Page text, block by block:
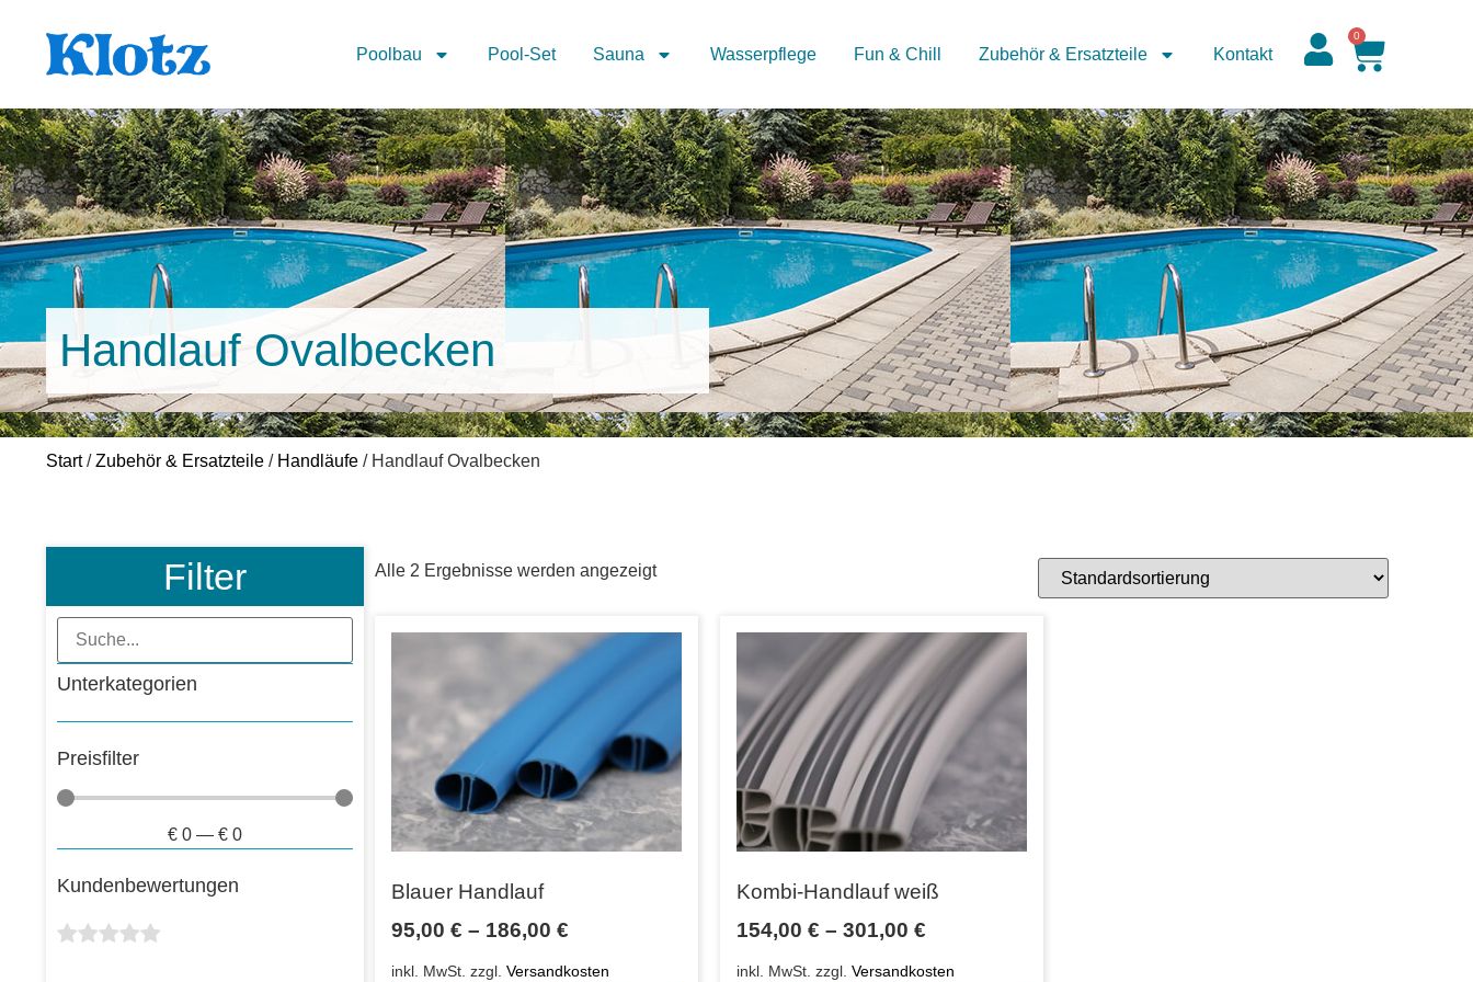
Poolbau Pool-Set Sauna Wasserpflege Fun & Chill Zubehör & Ersatzteile Kontakt
0
Handlauf Ovalbecken
Start/Zubehör & Ersatzteile / Handläufe / Handlauf Ovalbecken
Filter
Unterkategorien
Preisfilter
€ 0 — € 0
Kundenbewertungen
Alle 2 Ergebnisse werden angezeigt
Blauer Handlauf
95,00 € – 186,00 €
inkl. MwSt. zzgl. Versandkosten
Kombi-Handlauf weiß
154,00 € – 301,00 €
inkl. MwSt. zzgl. Versandkosten